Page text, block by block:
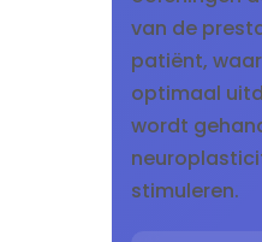
van de
patiënt,
optimaal
wordt
stimuleren.